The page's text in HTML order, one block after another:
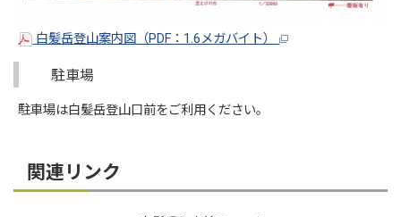
白髪岳登山案内図（PDF：1.6メガバイト）
駐車場
駐車場は白髪岳登山口前をご利用ください。
関連リンク